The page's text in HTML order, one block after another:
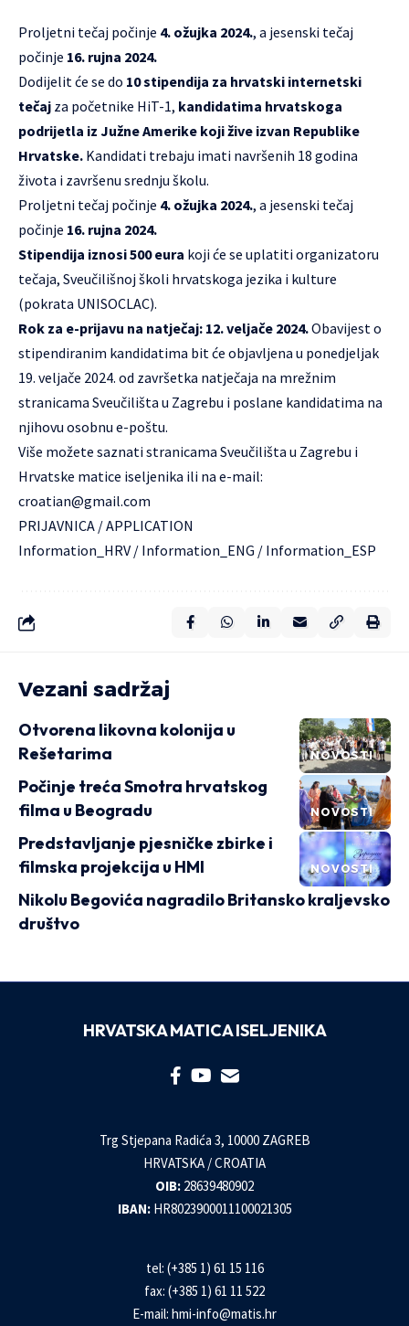
Proljetni tečaj počinje 4. ožujka 2024., a jesenski tečaj
počinje 16. rujna 2024.
Dodijelit će se do 10 stipendija za hrvatski internetski
tečaj za početnike HiT-1, kandidatima hrvatskoga
podrijetla iz Južne Amerike koji žive izvan Republike
Hrvatske. Kandidati trebaju imati navršenih 18 godina
života i završenu srednju školu.
Proljetni tečaj počinje 4. ožujka 2024., a jesenski tečaj
počinje 16. rujna 2024.
Stipendija iznosi 500 eura koji će se uplatiti organizatoru
tečaja, Sveučilišnoj školi hrvatskoga jezika i kulture
(pokrata UNISOCLAC).
Rok za e-prijavu na natječaj: 12. veljače 2024.Obavijest o
stipendiranim kandidatima bit će objavljena u ponedjeljak
19. veljače 2024. od završetka natječaja na mrežnim
stranicama Sveučilišta u Zagrebu i poslane kandidatima na
njihovu osobnu e-poštu.
Više možete saznati stranicama Sveučilišta u Zagrebu i
Hrvatske matice iseljenika ili na e-mail:
croatian@gmail.com
PRIJAVNICA / APPLICATION
Information_HRV / Information_ENG / Information_ESP
Vezani sadržaj
NOVOSTI
Otvorena likovna kolonija u
Rešetarima
NOVOSTI
Počinje treća Smotra hrvatskog
filma u Beogradu
NOVOSTI
Predstavljanje pjesničke zbirke i
filmska projekcija u HMI
Nikolu Begovića nagradilo Britansko kraljevsko
društvo
HRVATSKA MATICA ISELJENIKA
Trg Stjepana Radića 3, 10000 ZAGREB
HRVATSKA / CROATIA
OIB: 28639480902
IBAN: HR8023900011100021305
tel: (+385 1) 61 15 116
fax: (+385 1) 61 11 522
E-mail: hmi-info@matis.hr